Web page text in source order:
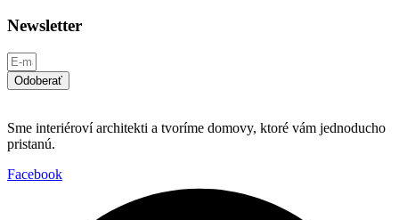
Newsletter
Odoberať
Sme interiéroví architekti a tvoríme domovy, ktoré vám jednoducho
pristanú.
Facebook